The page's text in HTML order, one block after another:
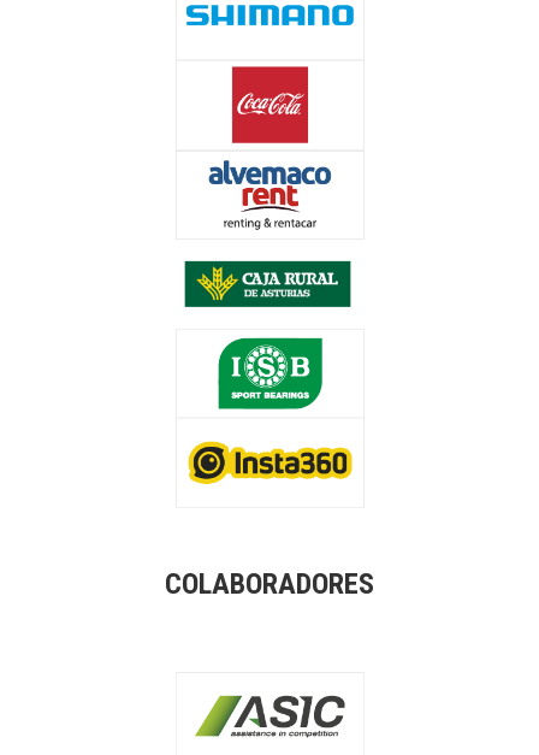
COLABORADORES